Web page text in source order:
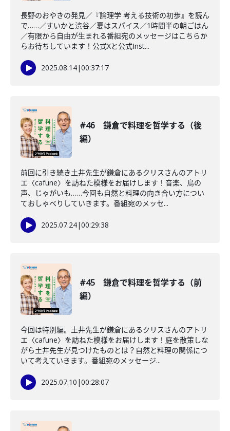
長野のおやきの発見／『論理学 考える技術の初歩』を読ん
で……／すいかと渋谷／夏はスパイス／1時間半の朝ごはん
／有限から自由が生まれる番組宛のメッセージはこちらか
らお待ちしています！公式Xと公式Inst...
2025.08.14|00:37:17
#46 鎌倉で料理を哲学する（後
編）
前回に引き続き土井先生が鎌倉にあるクリスさんのアトリ
エ〈cafune〉を訪ねた模様をお届けします！音楽、鳥の
声、じゃがいも……今回も自然と料理の向き合い方につい
ておしゃべりしていきます。番組宛のメッセ...
2025.07.24|00:29:38
#45 鎌倉で料理を哲学する（前
編）
今回は特別編。土井先生が鎌倉にあるクリスさんのアトリ
エ〈cafune〉を訪ねた模様をお届けします！庭を散策しな
がら土井先生が見つけたものとは？自然と料理の関係につ
いて考えていきます。番組宛のメッセージ...
2025.07.10 |00:28:07